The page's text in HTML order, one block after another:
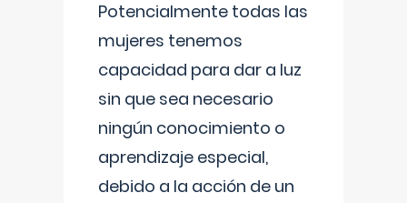
Potencialmente todas las
mujeres tenemos
capacidad para dar a luz
sin que sea necesario
ningún conocimiento o
aprendizaje especial,
debido a la acción de un